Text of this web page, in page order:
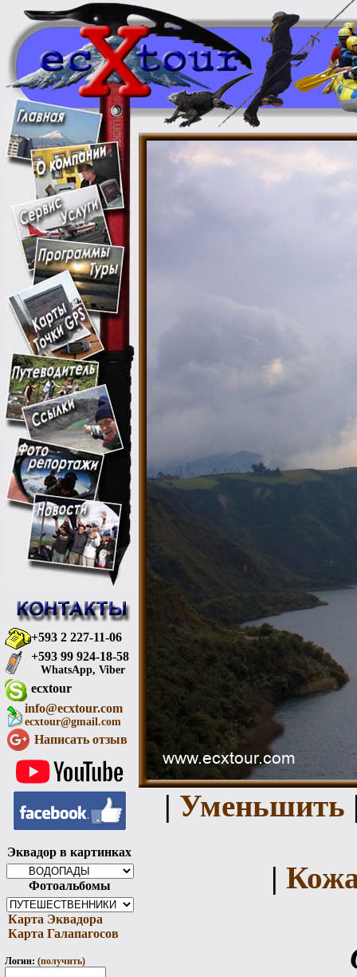
+593 2 227-11-06
+593 99 924-18-58
WhatsApp, Viber
ecxtour
info@ecxtour.com
ecxtour@gmail.com
Написать отзыв
Эквадор в картинках
Фотоальбомы
Карта Эквадора
Карта Галапагосов
Логин: (получить)
| Уменьшить
|